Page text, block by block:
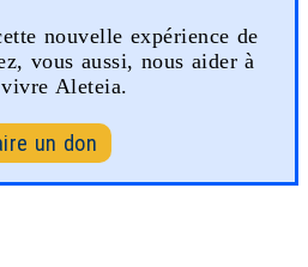
nouvelle expérience de
vous aussi, nous aider à
Aleteia.
un don